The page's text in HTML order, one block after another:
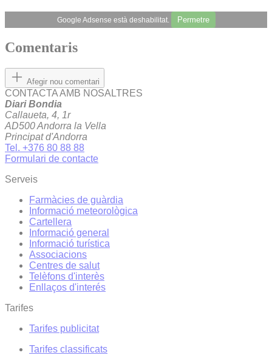
Google Adsense està deshabilitat. Permetre
Comentaris
Afegir nou comentari
CONTACTA AMB NOSALTRES
Diari Bondia
Callaueta, 4, 1r
AD500 Andorra la Vella
Principat d'Andorra
Tel. +376 80 88 88
Formulari de contacte
Serveis
Farmàcies de guàrdia
Informació meteorològica
Cartellera
Informació general
Informació turística
Associacions
Centres de salut
Telèfons d'interès
Enllaços d'interés
Tarifes
Tarifes publicitat
Tarifes classificats